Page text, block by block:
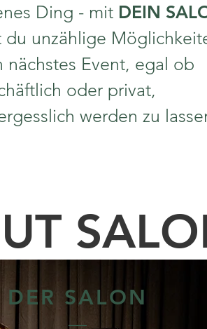
Ding - mit DEIN
du unzählige
nächstes Event, egal ob
oder privat,
werden zu
DER SALON